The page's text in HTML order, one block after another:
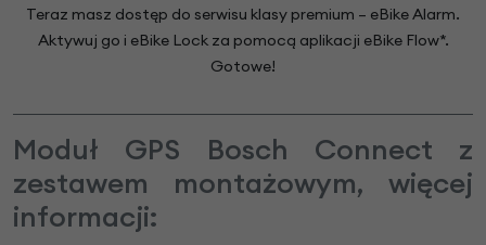
Teraz masz dostęp do serwisu klasy premium – eBike Alarm.
Aktywuj go i eBike Lock za pomocą aplikacji eBike Flow*.
Gotowe!
Moduł GPS Bosch Connect z
zestawem montażowym, więcej
informacji: